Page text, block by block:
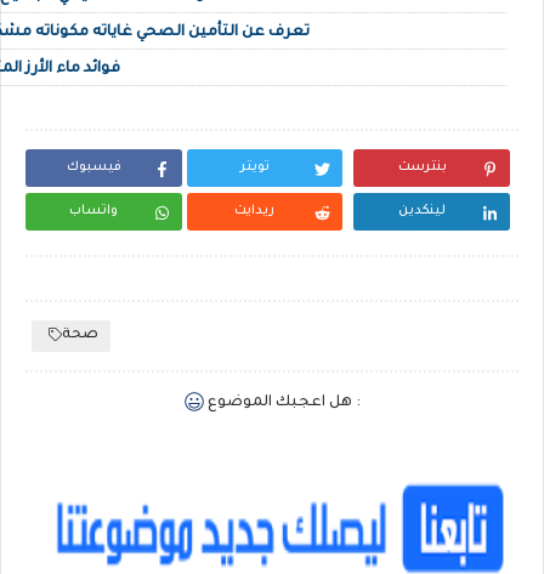
تعرف عن التأمين الصحي غاياته مكوناته
فوائد ماء الأرز
فيسبوك تويتر بنترست
واتساب ريدايت لينكدين
صحة
هل اعجبك الموضوع :